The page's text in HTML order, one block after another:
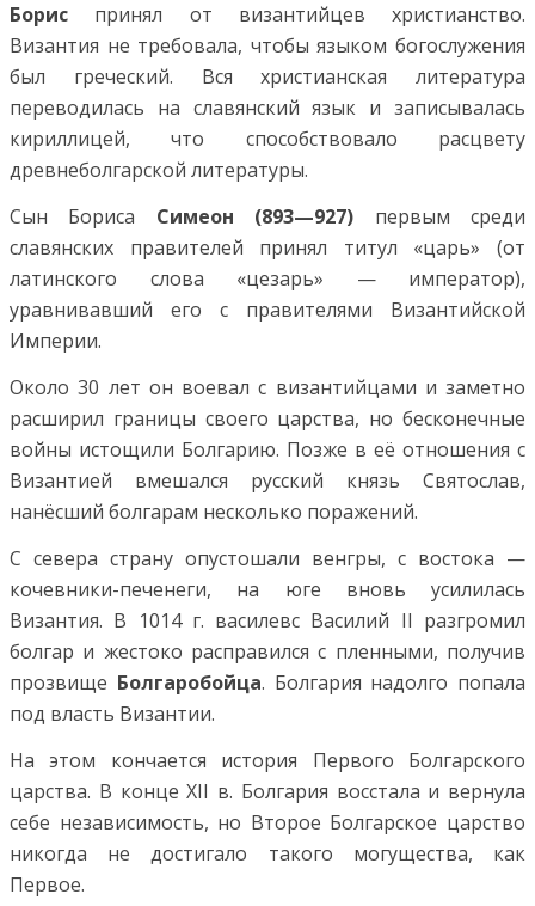
Борис принял от византийцев христианство.
Византия не требовала, чтобы языком богослужения
был греческий. Вся христианская литература
переводилась на славянский язык и записывалась
кириллицей, что способствовало расцвету
древнеболгарской литературы.
Сын Бориса Симеон (893—927) первым среди
славянских правителей принял титул «царь» (от
латинского слова «цезарь» — император),
уравнивавший его с правителями Византийской
Империи.
Около 30 лет он воевал с византийцами и заметно
расширил границы своего царства, но бесконечные
войны истощили Болгарию. Позже в её отношения с
Византией вмешался русский князь Святослав,
нанёсший болгарам несколько поражений.
С севера страну опустошали венгры, с востока —
кочевники-печенеги, на юге вновь усилилась
Византия. В 1014 г. василевс Василий II разгромил
болгар и жестоко расправился с пленными, получив
прозвище Болгаробойца. Болгария надолго попала
под власть Византии.
На этом кончается история Первого Болгарского
царства. В конце XII в. Болгария восстала и вернула
себе независимость, но Второе Болгарское царство
никогда не достигало такого могущества, как
Первое.